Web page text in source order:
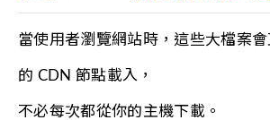
當使用者瀏覽網站時，這些大檔案
的 CDN 節點載入，
不必每次都從你的主機下載。